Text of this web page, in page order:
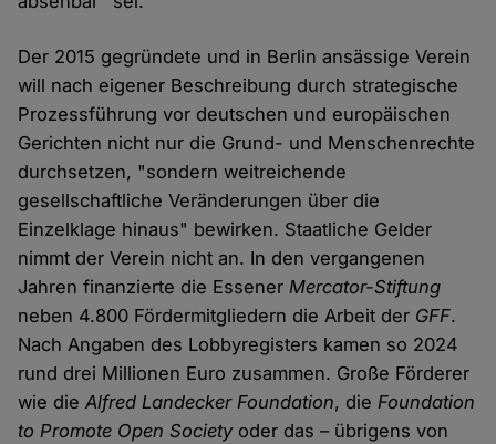
Der 2015 gegründete und in Berlin ansässige Verein
will nach eigener Beschreibung durch strategische
Prozessführung vor deutschen und europäischen
Gerichten nicht nur die Grund- und Menschenrechte
durchsetzen, "sondern weitreichende
gesellschaftliche Veränderungen über die
Einzelklage hinaus" bewirken. Staatliche Gelder
nimmt der Verein nicht an. In den vergangenen
Jahren finanzierte die EssenerMercator-Stiftung
neben 4.800 Fördermitgliedern die Arbeit der GFF.
Nach Angaben des Lobbyregisters kamen so 2024
rund drei Millionen Euro zusammen. Große Förderer
wie dieAlfred Landecker Foundation, dieFoundation
to Promote Open Societyoder das – übrigens von